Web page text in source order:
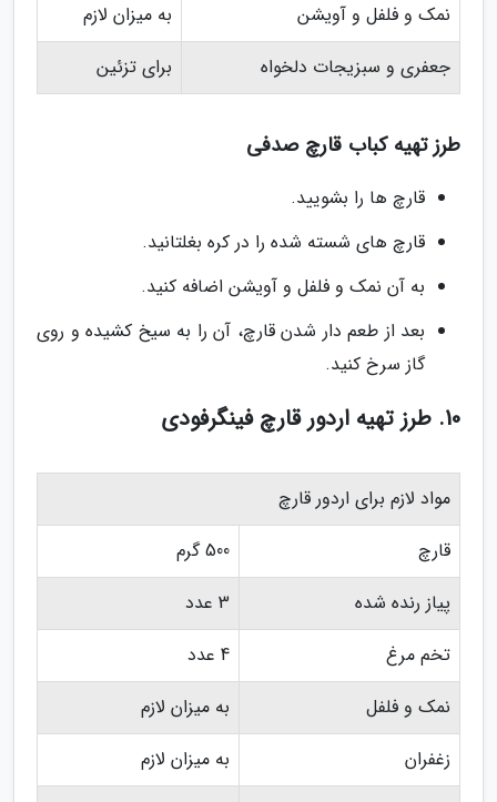
نمک و فلفل و آویشن
به میزان لازم
جعفری و سبزیجات دلخواه
برای تزئین
طرز تهیه کباب قارچ صدفی
قارچ ها را بشویید.
قارچ های شسته شده را در کره بغلتانید.
به آن نمک و فلفل و آویشن اضافه کنید.
بعد از طعم دار شدن قارچ، آن را به سیخ کشیده و روی
گاز سرخ کنید.
10. طرز تهیه اردور قارچ فینگرفودی
مواد لازم برای اردور قارچ
قارچ
500 گرم
پیاز رنده شده
3 عدد
تخم مرغ
4 عدد
نمک و فلفل
به میزان لازم
زغفران
به میزان لازم